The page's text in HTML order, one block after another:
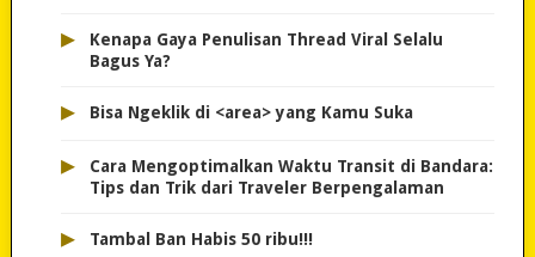
▸
Kenapa Gaya Penulisan Thread Viral Selalu
Bagus Ya?
▸ Bisa Ngeklik di <area> yang Kamu Suka
▸
Cara Mengoptimalkan Waktu Transit di Bandara:
Tips dan Trik dari Traveler Berpengalaman
▸ Tambal Ban Habis 50 ribu!!!